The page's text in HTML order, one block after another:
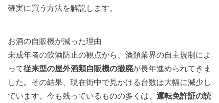
確実に買う方法を解説します。
お酒の自販機が減った理由
未成年者の飲酒防止の観点から、酒類業界の自主規制によ
って従来型の屋外酒類自販機の撤廃が長年進められてきま
した。その結果、現在街中で見かける台数は大幅に減少し
ています。今も残っているものの多くは、 運転免許証の読